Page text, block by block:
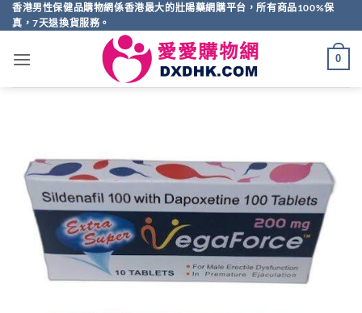
Skip
to
香港男性保健品購物網係香港最大的壯陽藥網購平台，所有商品100%保
真，7天退換貨服務。
0